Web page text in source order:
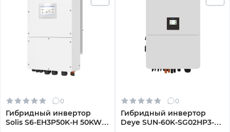
0
Гибридный инвертор
Solis S6-EH3P50K-H 50KW
0
Гибридный инвертор
Deye SUN-60K-SG02HP3-